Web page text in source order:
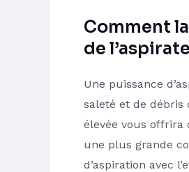
Comment
de
Une puissance
saleté et de débris
élevée vous offrira
une plus grande
d’aspiration avec